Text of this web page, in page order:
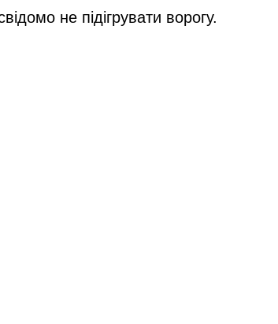
не підігрувати ворогу.